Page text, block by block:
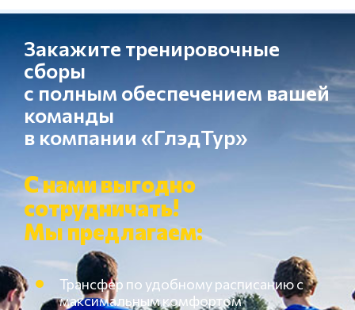
Закажите тренировочные
сборы
с полным обеспечением вашей
команды
в компании «ГлэдТур»
С нами выгодно
сотрудничать!
Мы предлагаем:
Трансфер по удобному расписанию с
максимальным комфортом